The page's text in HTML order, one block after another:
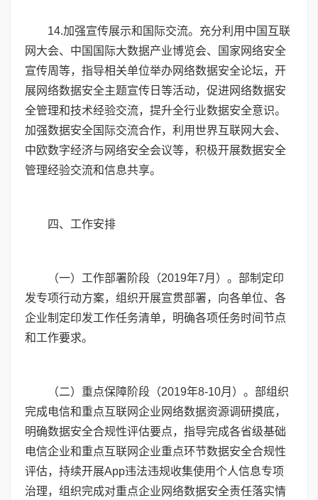
14.加强宣传展示和国际交流。充分利用中国互联
网大会、中国国际大数据产业博览会、国家网络安全
宣传周等，指导相关单位举办网络数据安全论坛，开
展网络数据安全主题宣传日等活动，促进网络数据安
全管理和技术经验交流，提升全行业数据安全意识。
加强数据安全国际交流合作，利用世界互联网大会、
中欧数字经济与网络安全会议等，积极开展数据安全
管理经验交流和信息共享。
四、工作安排
（一）工作部署阶段（2019年7月）。部制定印
发专项行动方案，组织开展宣贯部署，向各单位、各
企业制定印发工作任务清单，明确各项任务时间节点
和工作要求。
（二）重点保障阶段（2019年8-10月）。部组织
完成电信和重点互联网企业网络数据资源调研摸底，
明确数据安全合规性评估要点，指导完成各省级基础
电信企业和重点互联网企业重点环节数据安全合规性
评估，持续开展App违法违规收集使用个人信息专项
治理，组织完成对重点企业网络数据安全责任落实情